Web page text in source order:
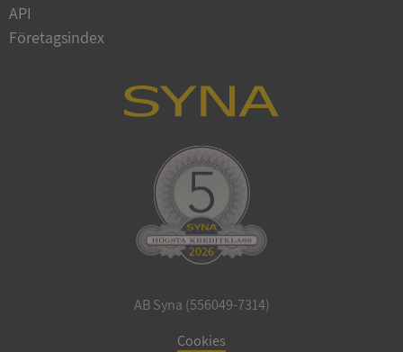
API
Företagsindex
AB Syna (556049-7314)
Cookies
ASP.NET_SessionId
Microsoft
Corporation
de.syna.se